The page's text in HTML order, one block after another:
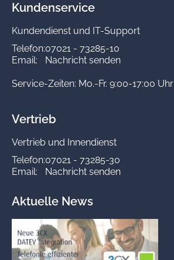
Kundenservice
Kundendienst und IT-Support
Telefon:07021 - 73285-10
Email:
Nachricht senden
Service-Zeiten: Mo.-Fr. 9:00-17:00 Uhr
Vertrieb
Vertrieb und Innendienst
Telefon:07021 - 73285-30
Email:
Nachricht senden
Aktuelle News